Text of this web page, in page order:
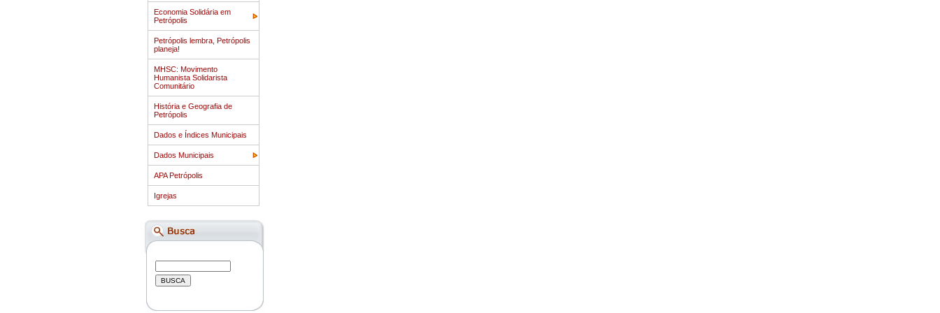
Economia Solidária em
Petrópolis
Petrópolis lembra, Petrópolis
planeja!
MHSC: Movimento
Humanista Solidarista
Comunitário
História e Geografia de
Petrópolis
Dados e Índices Municipais
Dados Municipais
APA Petrópolis
Igrejas